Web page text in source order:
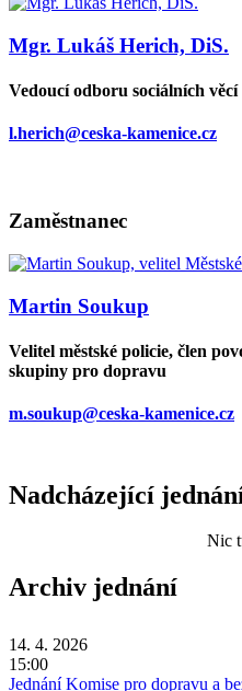
Mgr. Lukáš Herich, DiS.
Vedoucí odboru sociálních věcí
l.herich@ceska-kamenice.cz
Zaměstnanec
Martin Soukup
Velitel městské policie, člen
skupiny pro dopravu
m.soukup@ceska-kamenice.cz
Nadcházející
Nic
Archiv jednání
14. 4. 2026
15:00
Jednání Komise pro dopravu a